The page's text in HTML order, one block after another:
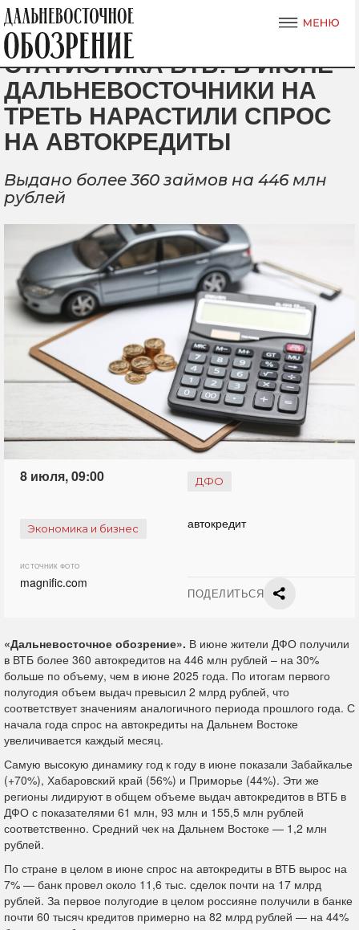
СТАТИСТИКА ВТБ: В ИЮНЕ
ДАЛЬНЕВОСТОЧНИКИ НА
ТРЕТЬ НАРАСТИЛИ СПРОС
НА АВТОКРЕДИТЫ
Выдано более 360 займов на 446 млн
рублей
8 июля, 09:00 ДФО
Экономика и бизнес автокредит
ИСТОЧНИК ФОТО
magnific.com
ПОДЕЛИТЬСЯ
«Дальневосточное обозрение». В июне жители ДФО получили
в ВТБ более 360 автокредитов на 446 млн рублей – на 30%
больше по объему, чем в июне 2025 года. По итогам первого
полугодия объем выдач превысил 2 млрд рублей, что
соответствует значениям аналогичного периода прошлого года. С
начала года спрос на автокредиты на Дальнем Востоке
увеличивается каждый месяц.
Самую высокую динамику год к году в июне показали Забайкалье
(+70%), Хабаровский край (56%) и Приморье (44%). Эти же
регионы лидируют в общем объеме выдач автокредитов в ВТБ в
ДФО с показателями 61 млн, 93 млн и 155,5 млн рублей
соответственно. Средний чек на Дальнем Востоке — 1,2 млн
рублей.
По стране в целом в июне спрос на автокредиты в ВТБ вырос на
7% — банк провел около 11,6 тыс. сделок почти на 17 млрд
рублей. За первое полугодие в целом россияне получили в банке
почти 60 тысяч кредитов примерно на 82 млрд рублей — на 44%